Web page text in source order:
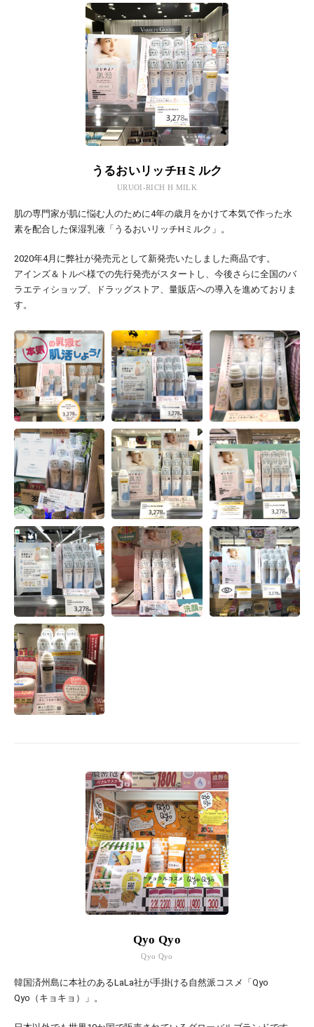
うるおいリッチHミルク
URUOI-RICH H MILK
肌の専門家が肌に悩む人のために4年の歳月をかけて本気で作った水
素を配合した保湿乳液「うるおいリッチHミルク」。
2020年4月に弊社が発売元として新発売いたしました商品です。
アインズ＆トルペ様での先行発売がスタートし、今後さらに全国のバ
ラエティショップ、ドラッグストア、量販店への導入を進めておりま
す。
Qyo Qyo
Qyo Qyo
韓国済州島に本社のあるLaLa社が手掛ける自然派コスメ「Qyo
Qyo（キョキョ）」。